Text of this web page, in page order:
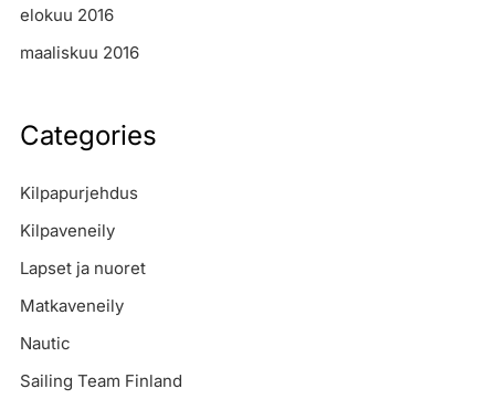
elokuu 2016
maaliskuu 2016
Categories
Kilpapurjehdus
Kilpaveneily
Lapset ja nuoret
Matkaveneily
Nautic
Sailing Team Finland